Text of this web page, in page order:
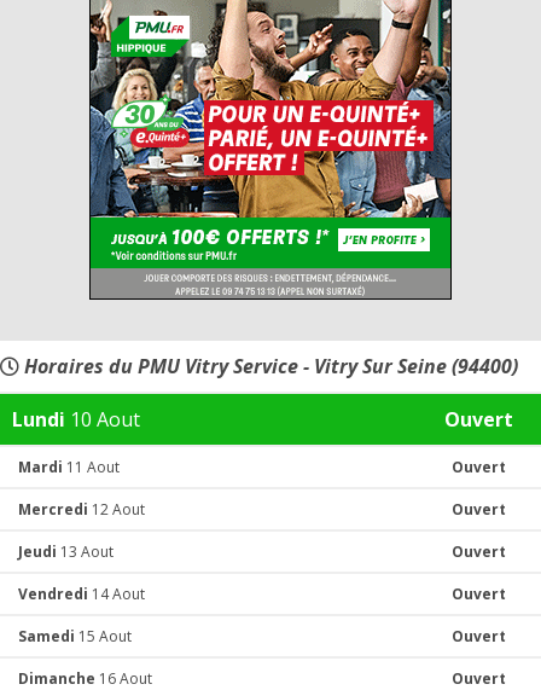
Horaires du PMU Vitry Service - Vitry Sur Seine (94400)
Lundi 10 Aout Ouvert
Mardi 11 Aout Ouvert
Mercredi 12 Aout Ouvert
Jeudi 13 Aout Ouvert
Vendredi 14 Aout Ouvert
Samedi 15 Aout Ouvert
Dimanche 16 Aout Ouvert